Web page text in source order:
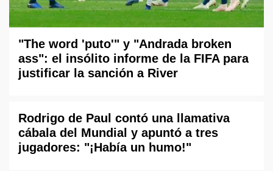
"The word 'puto'" y "Andrada broken
ass": el insólito informe de la FIFA para
justificar la sanción a River
Rodrigo de Paul contó una llamativa
cábala del Mundial y apuntó a tres
jugadores: "¡Había un humo!"